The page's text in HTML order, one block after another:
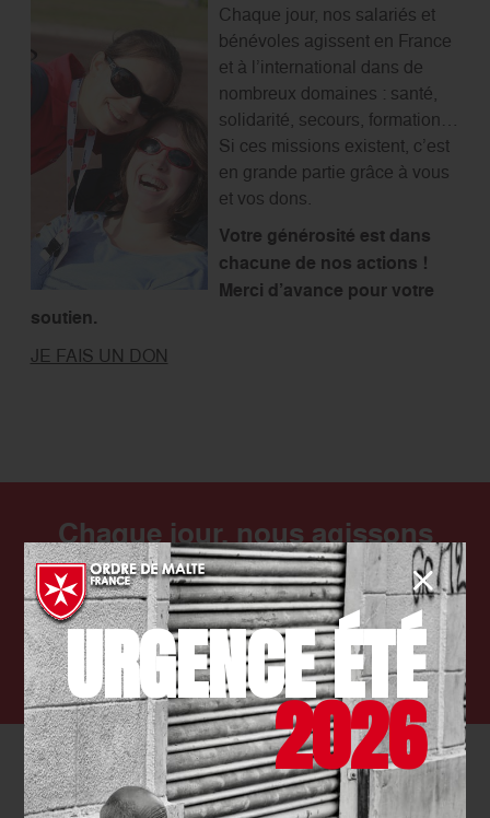
Chaque jour, nos salariés et
bénévoles agissent en France
et à l’international dans de
nombreux domaines : santé,
solidarité, secours, formation…
Si ces missions existent, c’est
en grande partie grâce à vous
et vos dons.
Votre générosité est dans
chacune de nos actions !
Merci d’avance pour votre
soutien.
JE FAIS UN DON
Chaque jour, nous agissons
auprès des plus fragiles. Aidez-
nous à les soutenir !
FAIRE UN DON
URGENCE ÉTÉ
2026